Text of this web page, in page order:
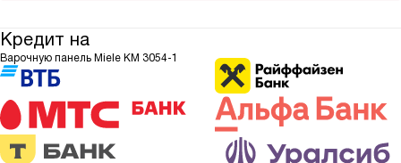
Кредит на
Варочную панель Miele KM 3054-1